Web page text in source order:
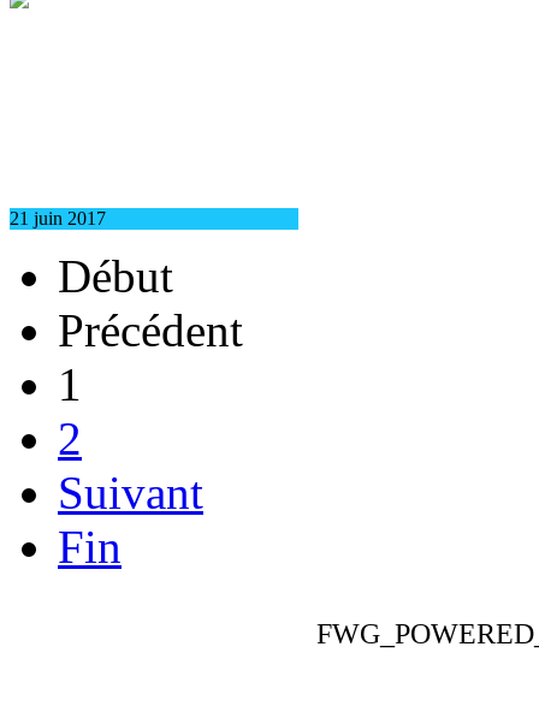
21 juin 2017
Début
Précédent
1
2
Suivant
Fin